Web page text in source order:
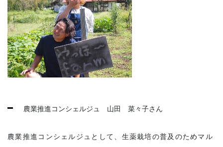
農業推進コンシェルジュ 山田 菜々子さん
農業推進コンシェルジュとして、生薬栽培の普及のためマル